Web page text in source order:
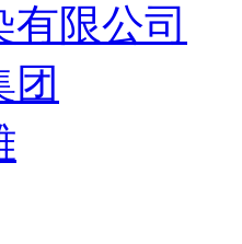
限公司
团